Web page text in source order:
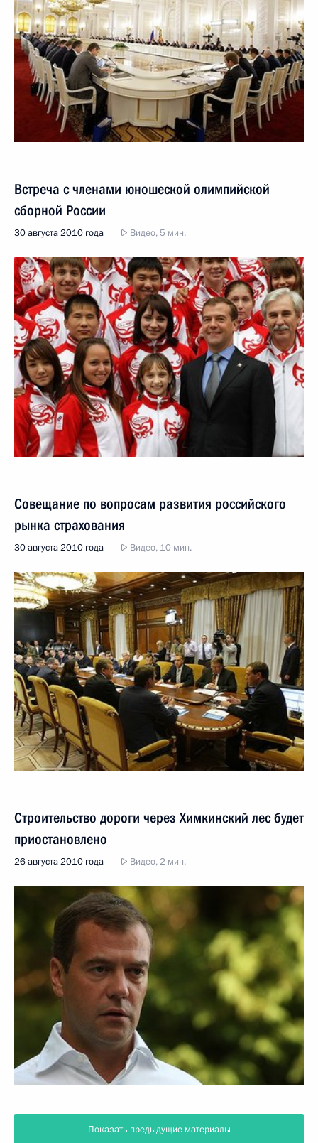
Встреча с членами юношеской олимпийской
сборной России
30 августа 2010 года Видео, 5 мин.
Совещание по вопросам развития российского
рынка страхования
30 августа 2010 года Видео, 10 мин.
Строительство дороги через Химкинский лес будет
приостановлено
26 августа 2010 года Видео, 2 мин.
Показать предыдущие материалы